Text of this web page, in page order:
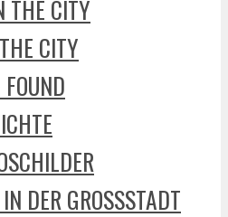
THE CITY
CITY
DER GROSSSTADT